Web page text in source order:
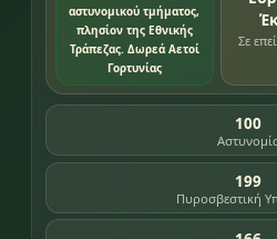
αστυνομικού τμήματος,
πλησίον της Εθνικής
Τράπεζας. Δωρεά Αετοί
Γορτυνίας
Σε
100
199
Πυροσβεστική